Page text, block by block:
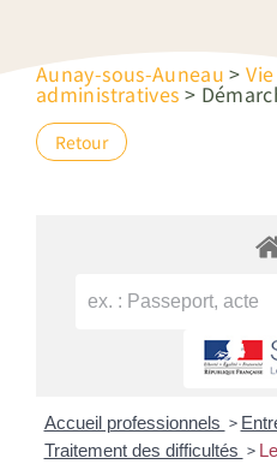
Aunay-sous-Auneau >
administratives >
Retour
Accueil professionnels >
Traitement des difficultés >